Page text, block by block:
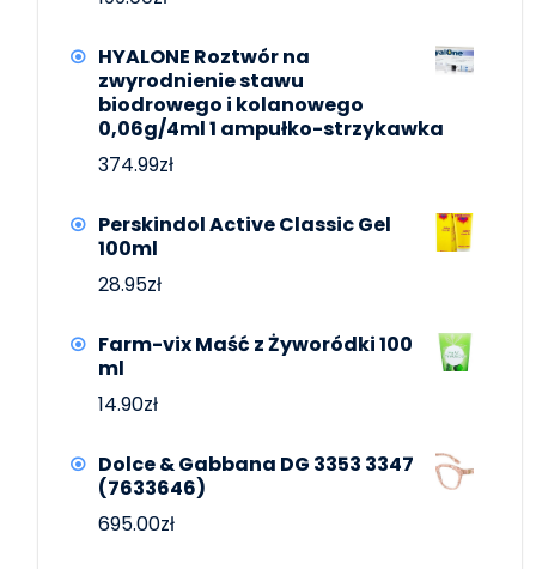
HYALONE Roztwór na
zwyrodnienie stawu
biodrowego i kolanowego
0,06g/4ml 1 ampułko-strzykawka
374.99zł
Perskindol Active Classic Gel
100ml
28.95zł
Farm-vix Maść z Żyworódki 100
ml
14.90zł
Dolce & Gabbana DG 3353 3347
(7633646)
695.00zł